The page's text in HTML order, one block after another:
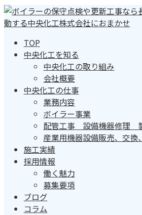
TOP
中央化工を知る
中央化工の取り組み
会社概要
中央化工の仕事
業務内容
ボイラー事業
配管工事 設備機器修理
産業用機器設備販売、交換
施工実績
採用情報
働く魅力
募集要項
ブログ
コラム